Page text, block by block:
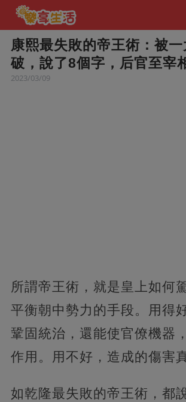
康熙最失敗的帝王術：被
破，說了8個字，后官至宰
2023/03/09
所謂帝王術，就是皇上如何
平衡朝中勢力的手段。用得
鞏固統治，還能使官僚機器
作用。用不好，造成的傷害
如乾隆最失敗的帝王術，都